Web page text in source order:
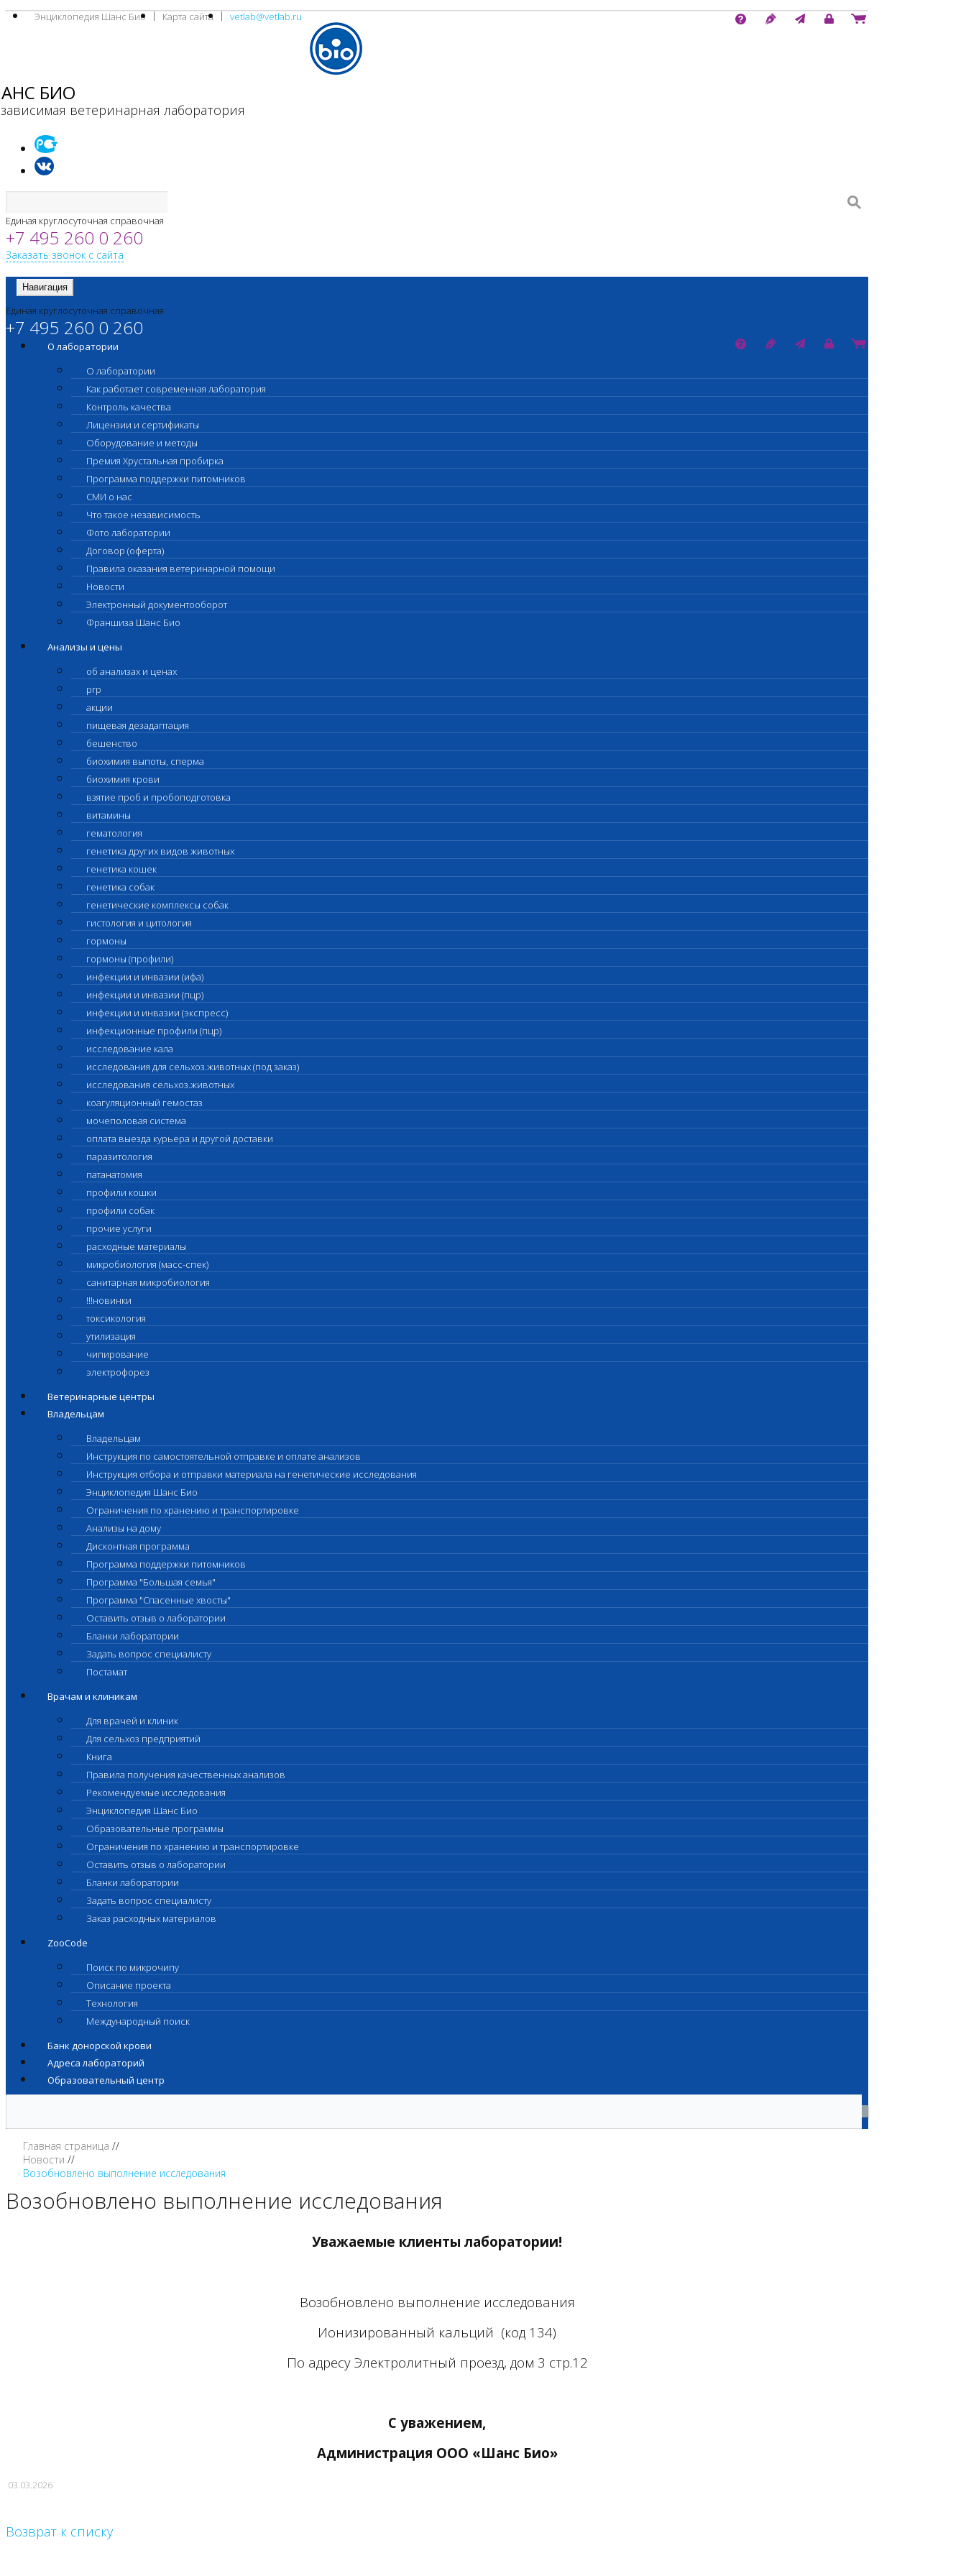
Энциклопедия Шанс Био Карта сайта vetlab@vetlab.ru
БИО
ветеринарная лаборатория
Единая круглосуточная справочная
+7 495 260 0 260
Заказать звонок с сайта
Навигация
Единая круглосуточная справочная
+7 495 260 0 260
О лаборатории
О лаборатории
Как работает современная лаборатория
Контроль качества
Лицензии и сертификаты
Оборудование и методы
Премия Хрустальная пробирка
Программа поддержки питомников
СМИ о нас
Что такое независимость
Фото лаборатории
Договор (оферта)
Правила оказания ветеринарной помощи
Новости
Электронный документооборот
Франшиза Шанс Био
Анализы и цены
об анализах и ценах
prp
акции
пищевая дезадаптация
бешенство
биохимия выпоты, сперма
биохимия крови
взятие проб и пробоподготовка
витамины
гематология
генетика других видов животных
генетика кошек
генетика собак
генетические комплексы собак
гистология и цитология
гормоны
гормоны (профили)
инфекции и инвазии (ифа)
инфекции и инвазии (пцр)
инфекции и инвазии (экспресс)
инфекционные профили (пцр)
исследование кала
исследования для сельхоз.животных (под заказ)
исследования сельхоз.животных
коагуляционный гемостаз
мочеполовая система
оплата выезда курьера и другой доставки
паразитология
патанатомия
профили кошки
профили собак
прочие услуги
расходные материалы
микробиология (масс-спек)
санитарная микробиология
!!!новинки
токсикология
утилизация
чипирование
электрофорез
Ветеринарные центры
Владельцам
Владельцам
Инструкция по самостоятельной отправке и оплате анализов
Инструкция отбора и отправки материала на генетические исследования
Энциклопедия Шанс Био
Ограничения по хранению и транспортировке
Анализы на дому
Дисконтная программа
Программа поддержки питомников
Программа "Большая семья"
Программа "Спасенные хвосты"
Оставить отзыв о лаборатории
Бланки лаборатории
Задать вопрос специалисту
Постамат
Врачам и клиникам
Для врачей и клиник
Для сельхоз предприятий
Книга
Правила получения качественных анализов
Рекомендуемые исследования
Энциклопедия Шанс Био
Образовательные программы
Ограничения по хранению и транспортировке
Оставить отзыв о лаборатории
Бланки лаборатории
Задать вопрос специалисту
Заказ расходных материалов
ZooCode
Поиск по микрочипу
Описание проекта
Технология
Международный поиск
Банк донорской крови
Адреса лабораторий
Образовательный центр
Главная страница
Новости
Возобновлено выполнение исследования
Возобновлено выполнение исследования
Уважаемые клиенты лаборатории!
Возобновлено выполнение исследования
Ионизированный кальций (код 134)
По адресу Электролитный проезд, дом 3 стр.12
С уважением,
Администрация ООО «Шанс Био»
03.03.2026
Возврат к списку